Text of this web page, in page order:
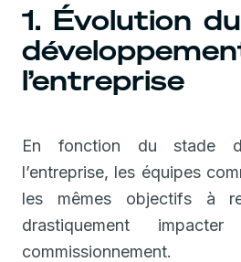
1. Évolution
l’entreprise
En fonction du stade
l’entreprise, les équipes
les mêmes objectifs à
drastiquement
commissionnement.